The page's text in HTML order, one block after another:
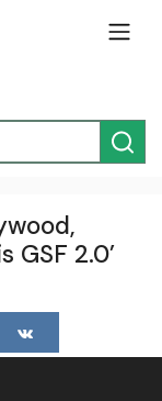
GSF 2.0’